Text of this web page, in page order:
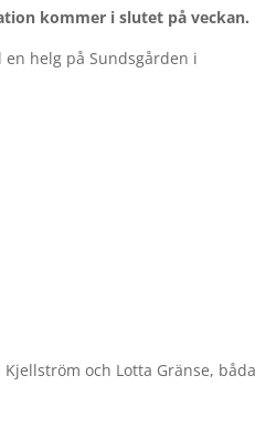
kommer i slutet på veckan.
helg på Sundsgården i
och Lotta Gränse,